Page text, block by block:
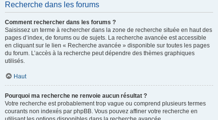
Recherche dans les forums
Comment rechercher dans les forums ?
Saisissez un terme à rechercher dans la zone de recherche située en haut des
pages d’index, de forums ou de sujets. La recherche avancée est accessible
en cliquant sur le lien « Recherche avancée » disponible sur toutes les pages
du forum. L’accès à la recherche peut dépendre des thèmes graphiques
utilisés.
Haut
Pourquoi ma recherche ne renvoie aucun résultat ?
Votre recherche est probablement trop vague ou comprend plusieurs termes
courants non indexés par phpBB. Vous pouvez affiner votre recherche en